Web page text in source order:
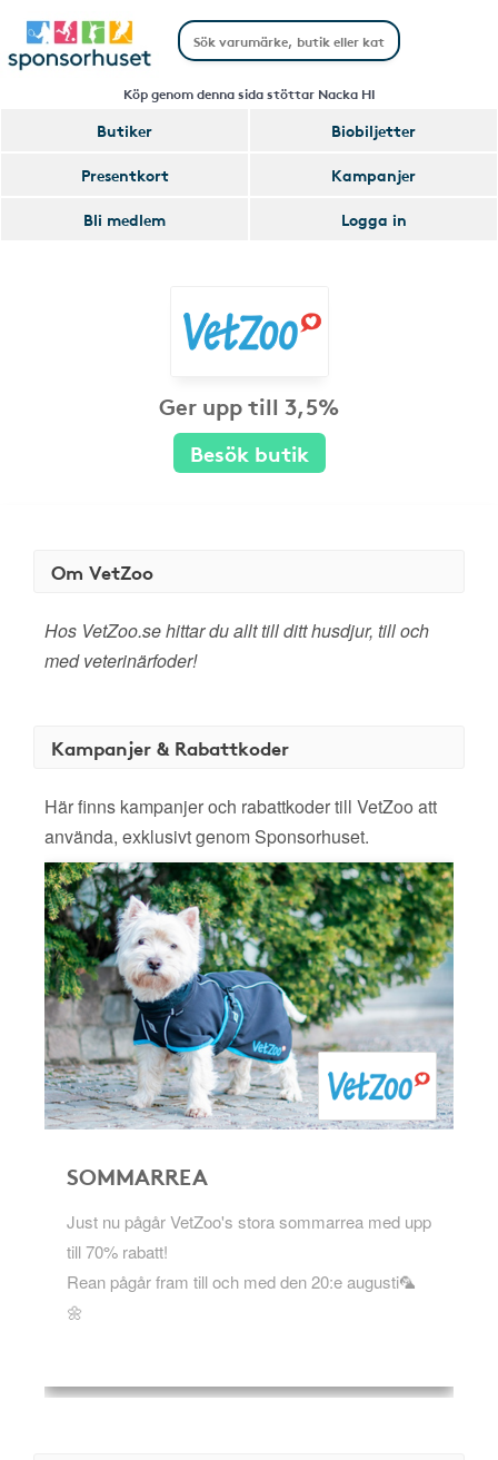
Köp genom denna sida stöttar Nacka HI
Butiker
Biobiljetter
Presentkort
Kampanjer
Bli medlem
Logga in
Ger upp till 3,5%
Besök butik
Om VetZoo
Hos VetZoo.se hittar du allt till ditt husdjur, till och
med veterinärfoder!
Kampanjer & Rabattkoder
Här finns kampanjer och rabattkoder till VetZoo att
använda, exklusivt genom Sponsorhuset.
SOMMARREA
Just nu pågår VetZoo's stora sommarrea med upp
till 70% rabatt!
Rean pågår fram till och med den 20:e augusti🦜
🌼